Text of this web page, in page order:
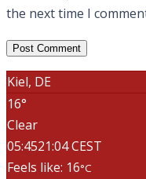
the next time I
Kiel, DE
16°
Clear
05:4521:04 CEST
Feels like: 16°C